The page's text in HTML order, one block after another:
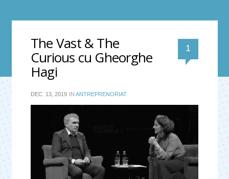
The Vast & The
Curious cu Gheorghe
Hagi
1
DEC. 13, 2019 IN ANTREPRENORIAT